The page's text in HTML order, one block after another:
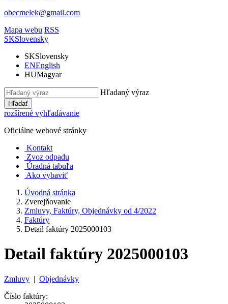
obecmelek@gmail.com
Mapa webu RSS
SKSlovensky
SKSlovensky
ENEnglish
HUMagyar
Hľadaný výraz
Hľadať
rozšírené vyhľadávanie
Oficiálne webové stránky
Kontakt
Zvoz odpadu
Úradná tabuľa
Ako vybaviť
Úvodná stránka
Zverejňovanie
Zmluvy, Faktúry, Objednávky od 4/2022
Faktúry
Detail faktúry 2025000103
Detail faktúry 2025000103
Zmluvy | Objednávky
Číslo faktúry: